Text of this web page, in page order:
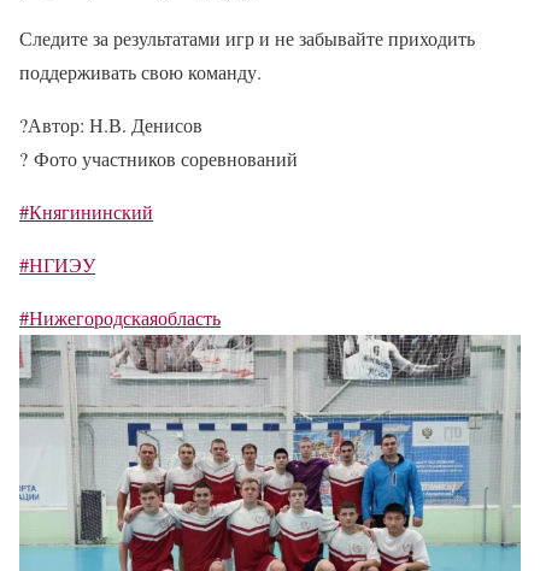
Следите за результатами игр и не забывайте приходить
поддерживать свою команду.
?Автор: Н.В. Денисов
? Фото участников соревнований
#Княгининский
#НГИЭУ
#Нижегородскаяобласть